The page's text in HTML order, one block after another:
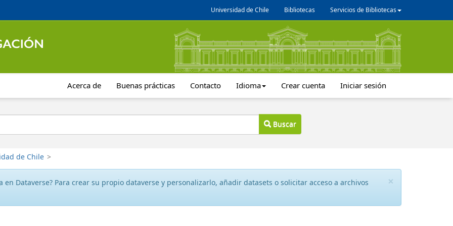
Universidad de Chile Bibliotecas Servicios de Bibliotecas
Acerca de Buenas prácticas Contacto Idioma Crear cuenta Iniciar sesión
Buscar
de Chile >
×
en Dataverse? Para crear su propio dataverse y personalizarlo, añadir datasets o solicitar acceso a archivos